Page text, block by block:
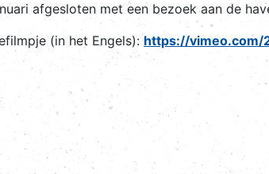
afgesloten met een bezoek aan de
(in het Engels): https://vimeo.com/